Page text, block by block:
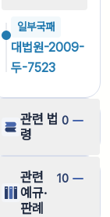
일부국패
대법원-2009-
두-7523
관련 법
령
0
관련
예규·
판례
10